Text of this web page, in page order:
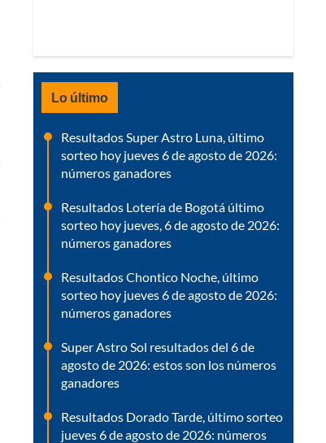
Lo último
Resultados Super Astro Luna, último
sorteo hoy jueves 6 de agosto de 2026:
números ganadores
Resultados Lotería de Bogotá último
sorteo hoy jueves, 6 de agosto de 2026:
números ganadores
Resultados Chontico Noche, último
sorteo hoy jueves 6 de agosto de 2026:
números ganadores
Super Astro Sol resultados del 6 de
agosto de 2026: estos son los números
ganadores
Resultados Dorado Tarde, último sorteo
jueves 6 de agosto de 2026: números